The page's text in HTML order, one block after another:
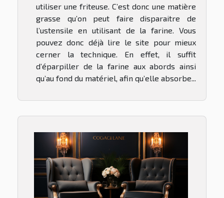
utiliser une friteuse. C’est donc une matière
grasse qu’on peut faire disparaitre de
l’ustensile en utilisant de la farine. Vous
pouvez donc déjà lire le site pour mieux
cerner la technique. En effet, il suffit
d’éparpiller de la farine aux abords ainsi
qu’au fond du matériel, afin qu’elle absorbe...